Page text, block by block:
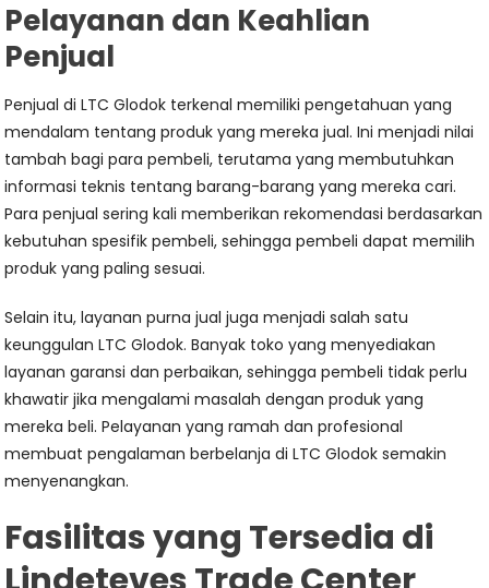
Pelayanan dan Keahlian
Penjual
Penjual di LTC Glodok terkenal memiliki pengetahuan yang
mendalam tentang produk yang mereka jual. Ini menjadi nilai
tambah bagi para pembeli, terutama yang membutuhkan
informasi teknis tentang barang-barang yang mereka cari.
Para penjual sering kali memberikan rekomendasi berdasarkan
kebutuhan spesifik pembeli, sehingga pembeli dapat memilih
produk yang paling sesuai.
Selain itu, layanan purna jual juga menjadi salah satu
keunggulan LTC Glodok. Banyak toko yang menyediakan
layanan garansi dan perbaikan, sehingga pembeli tidak perlu
khawatir jika mengalami masalah dengan produk yang
mereka beli. Pelayanan yang ramah dan profesional
membuat pengalaman berbelanja di LTC Glodok semakin
menyenangkan.
Fasilitas yang Tersedia di